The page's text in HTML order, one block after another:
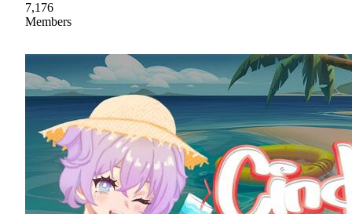
7,176
Members